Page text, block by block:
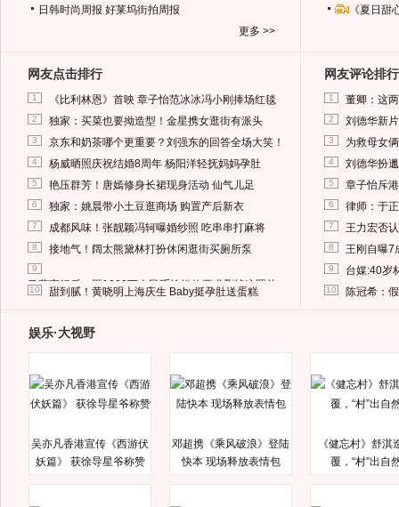
日韩时尚周报 好莱坞街拍周报
更多 >>
《夏日
网友点击排行
1 《比利林恩》首映 章子怡范冰冰冯小刚捧场红毯
2 独家：买菜也要拗造型！金星携女逛街有派头
3 京东和奶茶哪个更重要？刘强东的回答全场大笑！
4 杨威晒照庆祝结婚8周年 杨阳洋轻抚妈妈孕肚
5 艳压群芳！唐嫣修身长裙现身活动 仙气儿足
6 独家：姚晨带小土豆逛商场 购置产后新衣
7 成都风味！张靓颖冯轲曝婚纱照 吃串串打麻将
8 接地气！阔太熊黛林打扮休闲逛街买厕所泵
9
马蓉离婚后，砸1000万人民币给媒体要求删掉这照片
10 甜到腻！黄晓明上海庆生 Baby挺孕肚送蛋糕
网友评论排行
1 董卿：这
2 刘德华新
3 为救母女
4 刘德华扮
5 章子怡斥
6 律师：于
7 王力宏否
8 王刚自曝7
9 台媒:40岁
10 陈冠希：
娱乐·大视野
吴亦凡香港宣传《西游伏
妖篇》 获徐导星爷称赞
邓超携《乘风破浪》登陆
快本 现场释放表情包
《健忘村》舒淇
覆，“村”出自